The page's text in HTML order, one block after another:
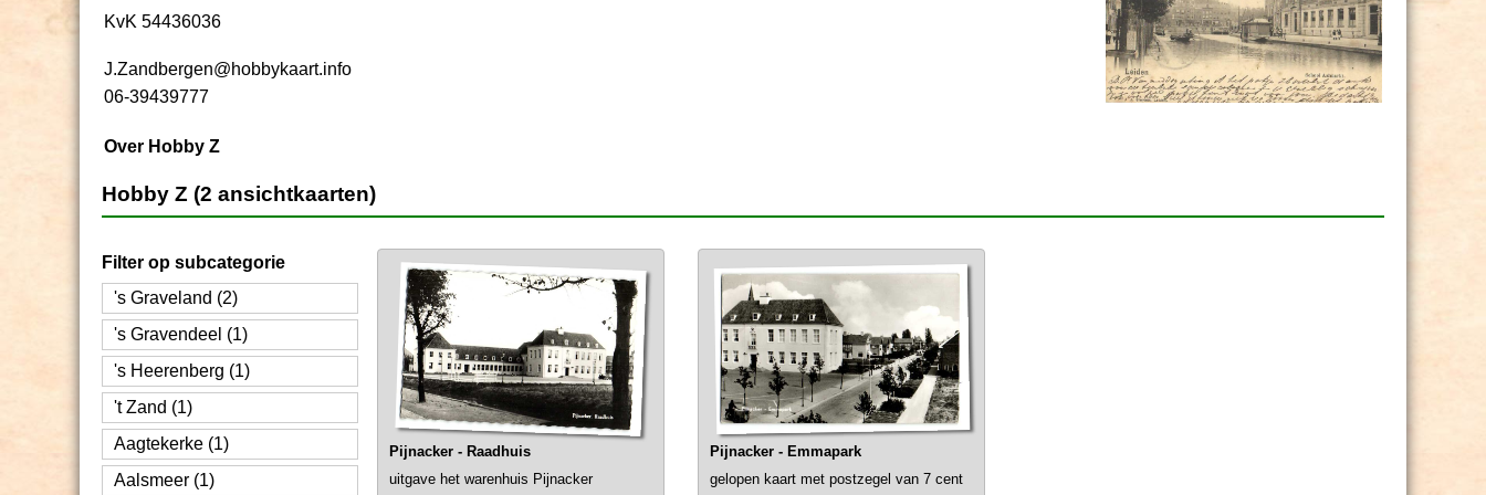
KvK 54436036
J.Zandbergen@hobbykaart.info
06-39439777
Over Hobby Z
Hobby Z (2 ansichtkaarten)
Filter op subcategorie
's Graveland (2)
's Gravendeel (1)
's Heerenberg (1)
't Zand (1)
Aagtekerke (1)
Aalsmeer (1)
Pijnacker - Raadhuis
uitgave het warenhuis Pijnacker
Pijnacker - Emmapark
gelopen kaart met postzegel van 7 cent